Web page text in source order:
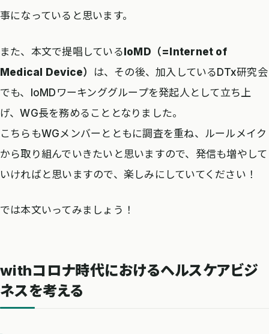
事になっていると思います。
また、本文で提唱しているIoMD（=Internet of
Medical Device）
は、その後、加入しているDTx研究会
でも、IoMDワーキンググループを発起人として立ち上
げ、WG長を務めることとなりました。
こちらもWGメンバーとともに調査を重ね、ルールメイク
から取り組んでいきたいと思いますので、発信も増やして
いければと思いますので、楽しみにしていてください！
では本文いってみましょう！
withコロナ時代におけるヘルスケアビジ
ネスを考える